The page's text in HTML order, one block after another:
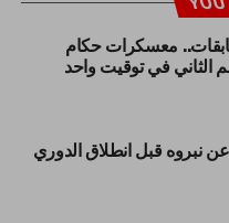
معسكرات حكام
الثاني في توقيت واحد
عن نبروه قبل انطلاق الدوري